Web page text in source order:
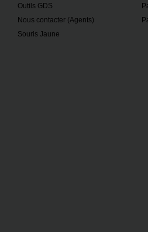
Outils GDS
Nous contacter (Agents)
Souris Jaune